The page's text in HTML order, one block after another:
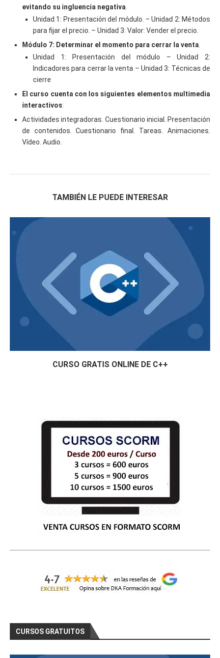
evitando su ingluencia negativa
Unidad 1: Presentación del módulo. – Unidad 2: Métodos
para fijar el precio. – Unidad 3: Valor: Vender el precio.
Módulo 7: Determinar el momento para cerrar la venta
Unidad 1: Presentación del módulo – Unidad 2:
Indicadores para cerrar la venta – Unidad 3: Técnicas de
cierre
El curso cuenta con los siguientes elementos multimedia
interactivos:
Actividades integradoras. Cuestionario inicial. Presentación
de contenidos. Cuestionario final. Tareas. Animaciones.
Vídeo. Audio.
TAMBIÉN LE PUEDE INTERESAR
CURSO GRATIS ONLINE DE C++
CURSOS GRATUITOS